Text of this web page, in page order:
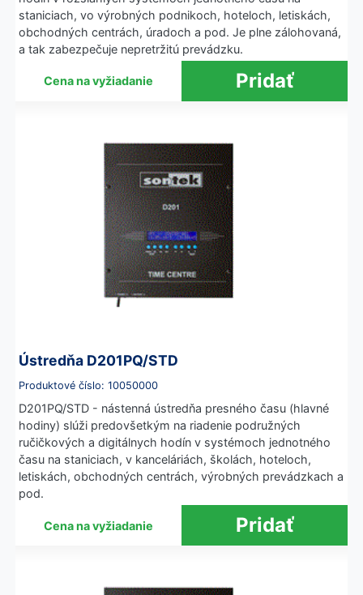
staniciach, vo výrobných podnikoch, hoteloch, letiskách,
obchodných centrách, úradoch a pod. Je plne zálohovaná,
a tak zabezpečuje nepretržitú prevádzku.
Cena na vyžiadanie
Ústredňa D201PQ/STD
Produktové číslo: 10050000
D201PQ/STD - nástenná ústredňa presného času (hlavné
hodiny) slúži predovšetkým na riadenie podružných
ručičkových a digitálnych hodín v systémoch jednotného
času na staniciach, v kanceláriách, školách, hoteloch,
letiskách, obchodných centrách, výrobných prevádzkach a
pod.
Cena na vyžiadanie